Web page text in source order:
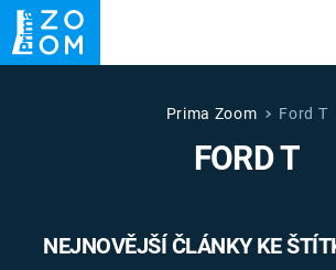
UFO DRUHÁ
VETŘELCI DÁVNOVĚKU
Prima Zoom Ford T
FORD T
NEJNOVĚJŠÍ ČLÁNKY KE